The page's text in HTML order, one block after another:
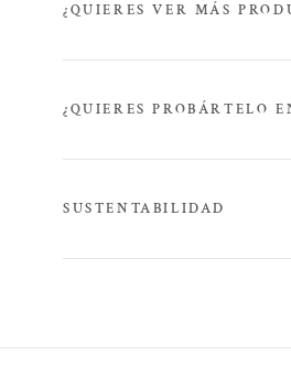
¿QUIERES VER MÁS
¿QUIERES PROBÁRTELO
SUSTENTABILIDAD